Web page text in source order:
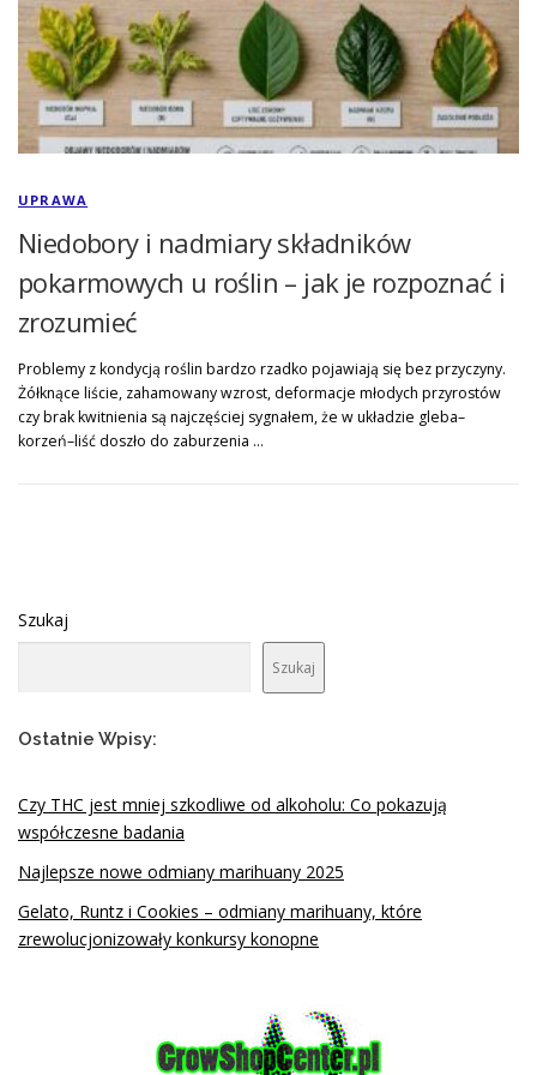
UPRAWA
Niedobory i nadmiary składników
pokarmowych u roślin – jak je rozpoznać i
zrozumieć
Problemy z kondycją roślin bardzo rzadko pojawiają się bez przyczyny.
Żółknące liście, zahamowany wzrost, deformacje młodych przyrostów
czy brak kwitnienia są najczęściej sygnałem, że w układzie gleba–
korzeń–liść doszło do zaburzenia …
Szukaj
Szukaj
Ostatnie Wpisy:
Czy THC jest mniej szkodliwe od alkoholu: Co pokazują
współczesne badania
Najlepsze nowe odmiany marihuany 2025
Gelato, Runtz i Cookies – odmiany marihuany, które
zrewolucjonizowały konkursy konopne